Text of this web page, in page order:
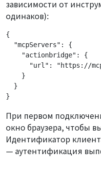
зависимости от
одинаков):
{
  "mcpServers": {
    "actionbridge": {
"url": "https://
    }
  }
}
При первом
окно браузера, чтобы
Идентификатор
— аутентификация